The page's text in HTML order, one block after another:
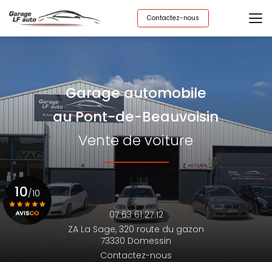
au
contenu
principal
Contactez-nous
Garage automobile
au Pont-de-Beauvoisin
Vente de voiture
07 63 61 27 12
ZA La Sage, 320 route du gazon
73330 Domessin
Contactez-nous
10/10